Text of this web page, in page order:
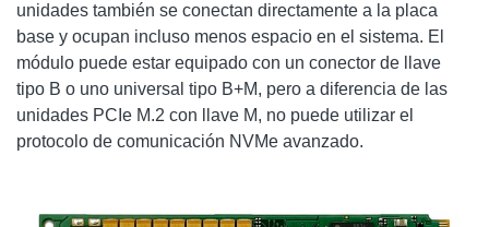
unidades también se conectan directamente a la placa
base y ocupan incluso menos espacio en el sistema. El
módulo puede estar equipado con un conector de llave
tipo B o uno universal tipo B+M, pero a diferencia de las
unidades PCIe M.2 con llave M, no puede utilizar el
protocolo de comunicación NVMe avanzado.